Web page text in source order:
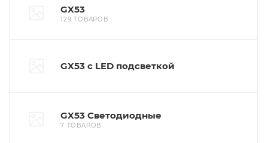
GX53
129 ТОВАРОВ
GX53 c LED подсветкой
GX53 Светодиодные
7 ТОВАРОВ